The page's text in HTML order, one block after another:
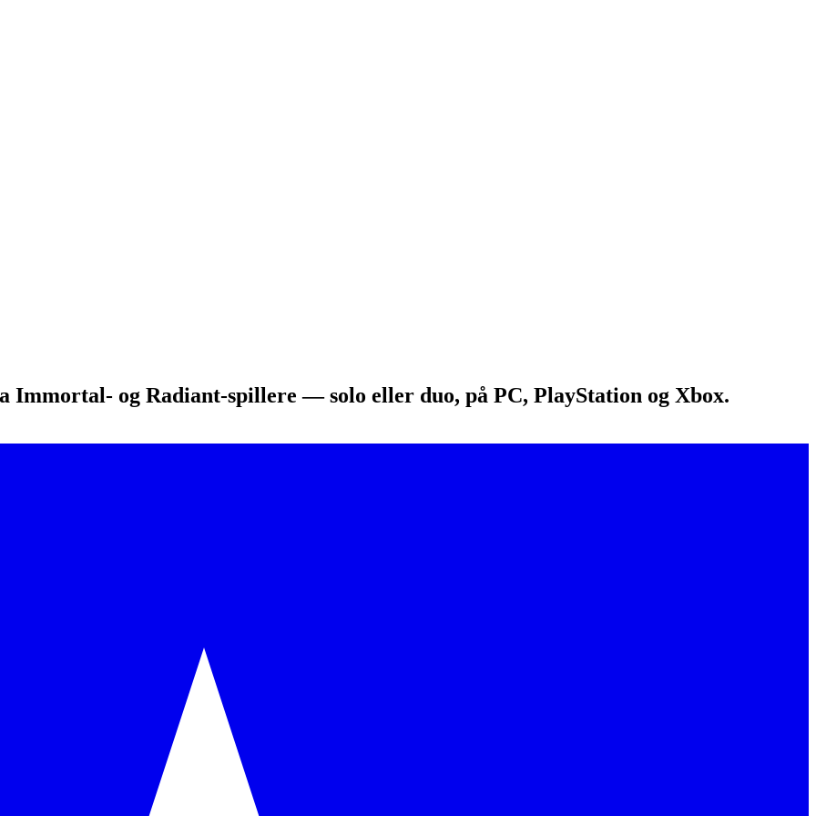
Immortal- og Radiant-spillere — solo eller duo, på PC, PlayStation og Xbox.